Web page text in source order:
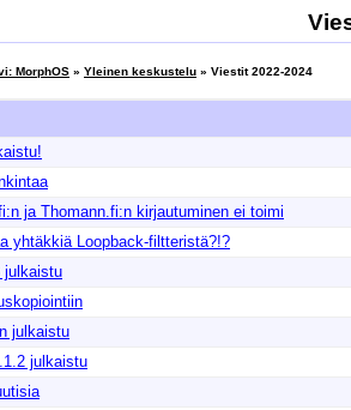
MorphOS » Yleinen keskustelu » Viestit 2022-2024
ja Thomann.fi:n kirjautuminen ei toimi
yhtäkkiä Loopback-filtteristä?!?
julkaistu
julkaistu
julkaistu